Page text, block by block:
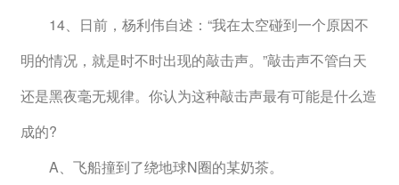
14、日前，杨利伟自述：“我在太空碰到一个原因不
明的情况，就是时不时出现的敲击声。”敲击声不管白天
还是黑夜毫无规律。你认为这种敲击声最有可能是什么造
成的?
A、飞船撞到了绕地球N圈的某奶茶。